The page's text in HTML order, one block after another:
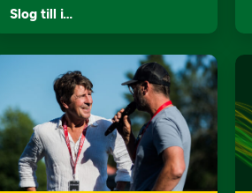
Slog till i…